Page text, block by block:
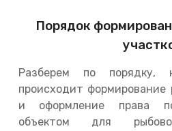
Порядок
Разберем по порядку,
происходит формирование
и оформление права
объектом для